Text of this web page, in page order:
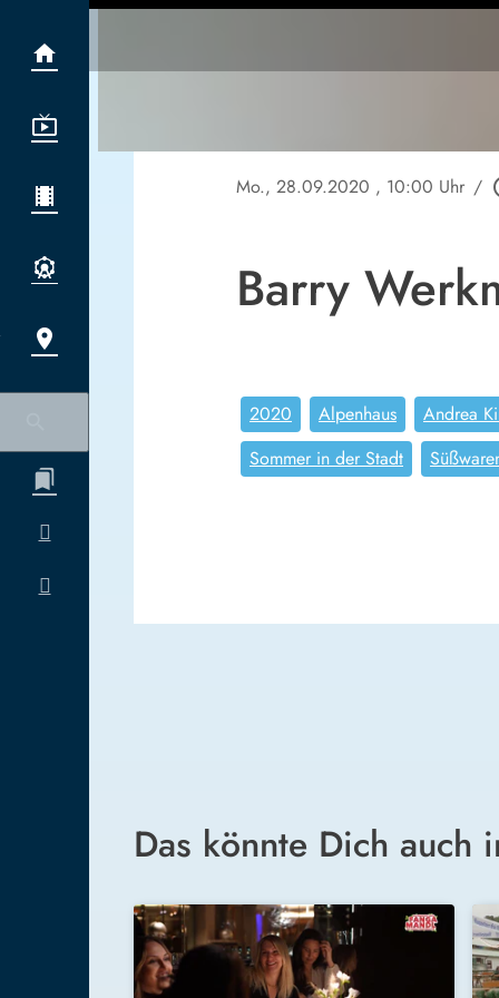
Mo., 28.09.2020 , 10:00 Uhr /
Barry
2020 Alpenhaus Andrea
Sommer in der Stadt
Das könnte Dich auch